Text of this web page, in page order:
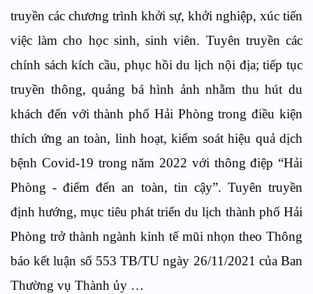
truyền các chương trình khởi sự, khởi nghiệp, xúc tiến
việc làm cho học sinh, sinh viên. Tuyên truyền các
chính sách kích cầu, phục hồi du lịch nội địa; tiếp tục
truyền thông, quảng bá hình ảnh nhằm thu hút du
khách đến với thành phố Hải Phòng trong điều kiện
thích ứng an toàn, linh hoạt, kiểm soát hiệu quả dịch
bệnh Covid-19 trong năm 2022 với thông điệp “Hải
Phòng - điểm đến an toàn, tin cậy”. Tuyên truyền
định hướng, mục tiêu phát triển du lịch thành phố Hải
Phòng trở thành ngành kinh tế mũi nhọn theo Thông
báo kết luận số 553 TB/TU ngày 26/11/2021 của Ban
Thường vụ Thành ủy …